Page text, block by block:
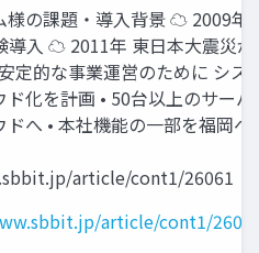
様の課題・導入背景 ☁ 2009年
導入 ☁ 2011年 東日本大震災が
定的な事業運営のために シス
化を計画 • 50台以上のサーバ
へ • 本社機能の一部を福岡へ
article/cont1/26061
article/cont1/